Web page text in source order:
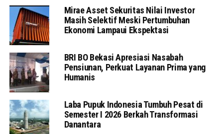
Mirae Asset Sekuritas Nilai Investor
Masih Selektif Meski Pertumbuhan
Ekonomi Lampaui Ekspektasi
BRI BO Bekasi Apresiasi Nasabah
Pensiunan, Perkuat Layanan Prima yang
Humanis
Laba Pupuk Indonesia Tumbuh Pesat di
Semester I 2026 Berkah Transformasi
Danantara